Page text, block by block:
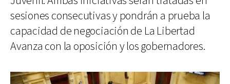
sesiones consecutivas y pondrán a prueba la
capacidad de negociación de La Libertad
Avanza con la oposición y los gobernadores.